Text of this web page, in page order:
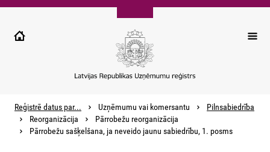
Pārlekt
galveno
Reģistrē datus par... Uzņēmumu vai komersantu
Pilnsabiedrība
Reorganizācija
Pārrobežu reorganizācija
Pārrobežu sašķelšana, ja neveido jaunu sabiedrību, 1. posms